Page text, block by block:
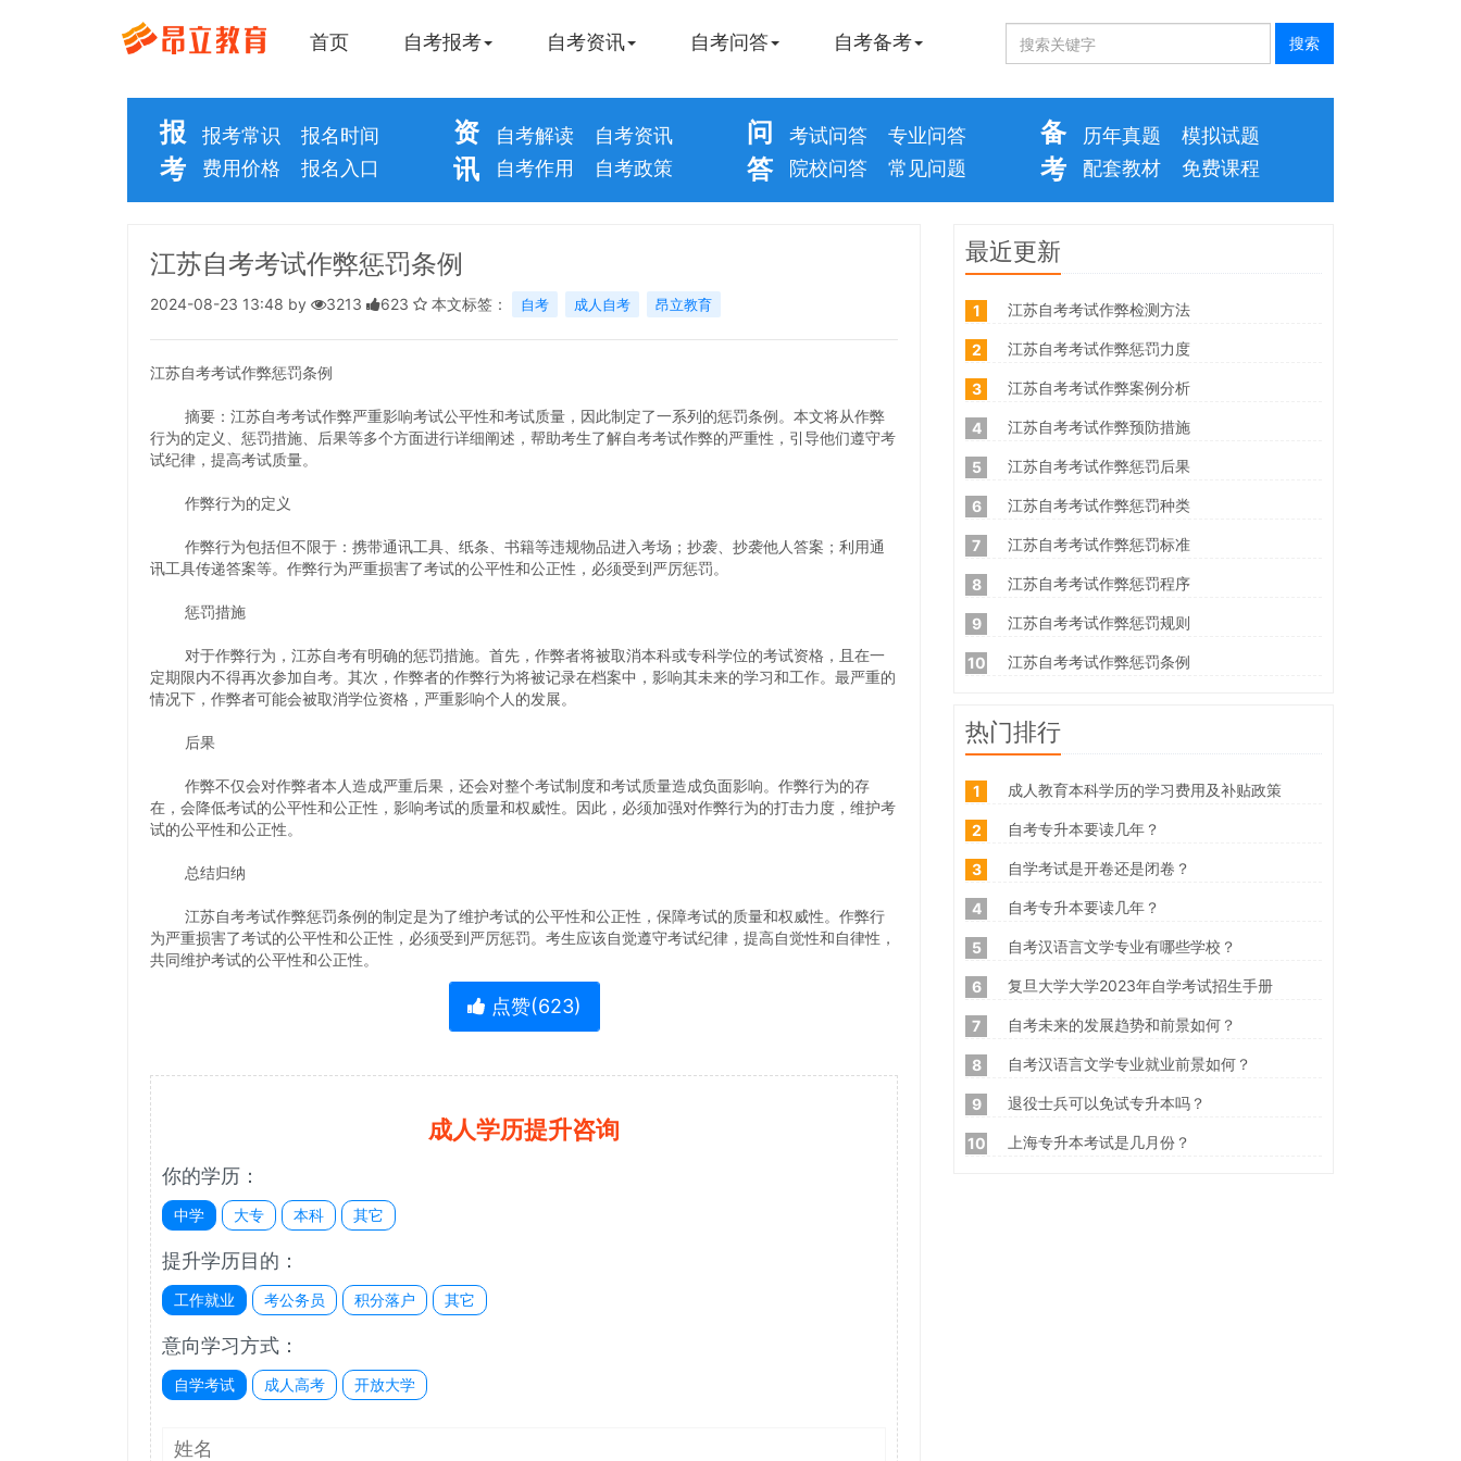
首页 自考报考 自考资讯 自考问答 自考备考
报
考
报考常识
报名时间
费用价格
报名入口
资
讯
自考解读
自考资讯
自考作用
自考政策
问
答
考试问答
专业问答
院校问答
常见问题
备
考
历年真题
模拟试题
配套教材
免费课程
江苏自考考试作弊惩罚条例
2024-08-23 13:48 by 3213 623 本文标签： 自考 成人自考 昂立教育
江苏自考考试作弊惩罚条例
摘要：江苏自考考试作弊严重影响考试公平性和考试质量，因此制定了一系列的惩罚条例。本文将从作弊
行为的定义、惩罚措施、后果等多个方面进行详细阐述，帮助考生了解自考考试作弊的严重性，引导他们遵守考
试纪律，提高考试质量。
作弊行为的定义
作弊行为包括但不限于：携带通讯工具、纸条、书籍等违规物品进入考场；抄袭、抄袭他人答案；利用通
讯工具传递答案等。作弊行为严重损害了考试的公平性和公正性，必须受到严厉惩罚。
惩罚措施
对于作弊行为，江苏自考有明确的惩罚措施。首先，作弊者将被取消本科或专科学位的考试资格，且在一
定期限内不得再次参加自考。其次，作弊者的作弊行为将被记录在档案中，影响其未来的学习和工作。最严重的
情况下，作弊者可能会被取消学位资格，严重影响个人的发展。
后果
作弊不仅会对作弊者本人造成严重后果，还会对整个考试制度和考试质量造成负面影响。作弊行为的存
在，会降低考试的公平性和公正性，影响考试的质量和权威性。因此，必须加强对作弊行为的打击力度，维护考
试的公平性和公正性。
总结归纳
江苏自考考试作弊惩罚条例的制定是为了维护考试的公平性和公正性，保障考试的质量和权威性。作弊行
为严重损害了考试的公平性和公正性，必须受到严厉惩罚。考生应该自觉遵守考试纪律，提高自觉性和自律性，
共同维护考试的公平性和公正性。
点赞(623)
成人学历提升咨询
你的学历：
中学 大专 本科 其它
提升学历目的：
工作就业 考公务员 积分落户 其它
意向学习方式：
自学考试 成人高考 开放大学
最近更新
1 江苏自考考试作弊检测方法
2 江苏自考考试作弊惩罚力度
3 江苏自考考试作弊案例分析
4 江苏自考考试作弊预防措施
5 江苏自考考试作弊惩罚后果
6 江苏自考考试作弊惩罚种类
7 江苏自考考试作弊惩罚标准
8 江苏自考考试作弊惩罚程序
9 江苏自考考试作弊惩罚规则
10 江苏自考考试作弊惩罚条例
热门排行
1 成人教育本科学历的学习费用及补贴政策
2 自考专升本要读几年？
3 自学考试是开卷还是闭卷？
4 自考专升本要读几年？
5 自考汉语言文学专业有哪些学校？
6 复旦大学大学2023年自学考试招生手册
7 自考未来的发展趋势和前景如何？
8 自考汉语言文学专业就业前景如何？
9 退役士兵可以免试专升本吗？
10 上海专升本考试是几月份？